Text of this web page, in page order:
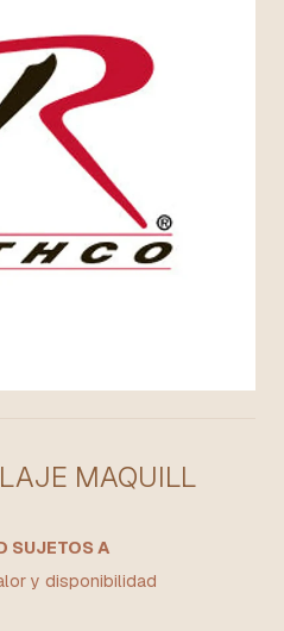
MAQUILL
SUJETOS A
y disponibilidad